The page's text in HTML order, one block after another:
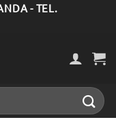
- TEL.